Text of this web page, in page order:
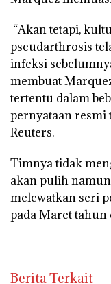
“Akan tetapi,
pseudarthrosis
infeksi
membuat
tertentu dalam
pernyataan resmi
Reuters.
Timnya tidak
akan pulih
melewatkan seri
pada Maret tahun
Berita Terkait